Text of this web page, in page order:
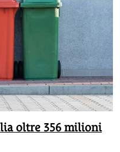
oltre 356 milioni